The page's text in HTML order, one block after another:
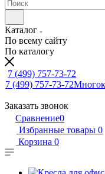
Каталог
По всему сайту
По каталогу
7 (499) 757-73-72
7 (499) 757-73-72
Заказать звонок
Сравнение0
Избранные товары 0
Корзина 0